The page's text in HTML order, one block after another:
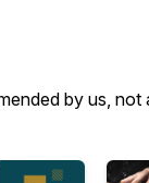
by us, not